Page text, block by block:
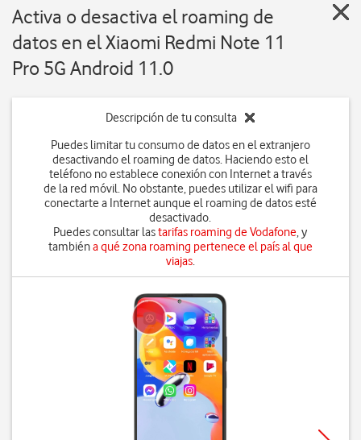
Activa o desactiva el roaming de
datos en el Xiaomi Redmi Note 11
Pro 5G Android 11.0
Descripción de tu consulta
Puedes limitar tu consumo de datos en el extranjero
desactivando el roaming de datos. Haciendo esto el
teléfono no establece conexión con Internet a través
de la red móvil. No obstante, puedes utilizar el wifi para
conectarte a Internet aunque el roaming de datos esté
desactivado.
Puedes consultar lastarifas roaming de Vodafone, y
tambiéna qué zona roaming pertenece el país al que
viajas.